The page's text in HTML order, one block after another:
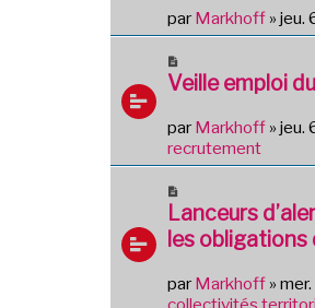
s
a
e
v
e
u
m
s
s
e
par Markhoff » jeu.
o
v
e
a
m
e
s
a
Veille emploi
par Markhoff » jeu.
recrutement
o
u
v
a
Lanceurs
les obligations
par Markhoff »